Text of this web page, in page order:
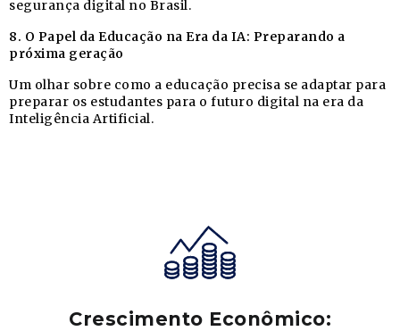
segurança digital no Brasil.
8. O Papel da Educação na Era da IA: Preparando a
próxima geração
Um olhar sobre como a educação precisa se adaptar para
preparar os estudantes para o futuro digital na era da
Inteligência Artificial.
Crescimento Econômico: